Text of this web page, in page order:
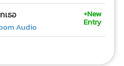
เธอ
Audio
+New
Entry